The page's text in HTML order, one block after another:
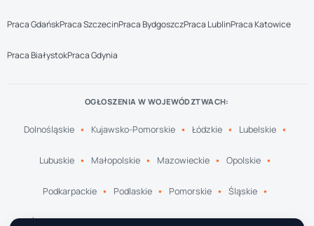
Praca GdańskPraca SzczecinPraca BydgoszczPraca LublinPraca Katowice
Praca BiałystokPraca Gdynia
OGŁOSZENIA W WOJEWÓDZTWACH:
Dolnośląskie Kujawsko-Pomorskie Łódzkie Lubelskie
Lubuskie Małopolskie Mazowieckie Opolskie
Podkarpackie Podlaskie Pomorskie Śląskie
Świętokrzyskie Warmińsko-Mazurskie Wielkopolskie